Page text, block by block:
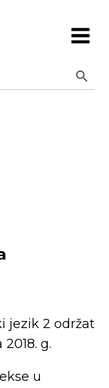
jezik 2 održat
g.
u